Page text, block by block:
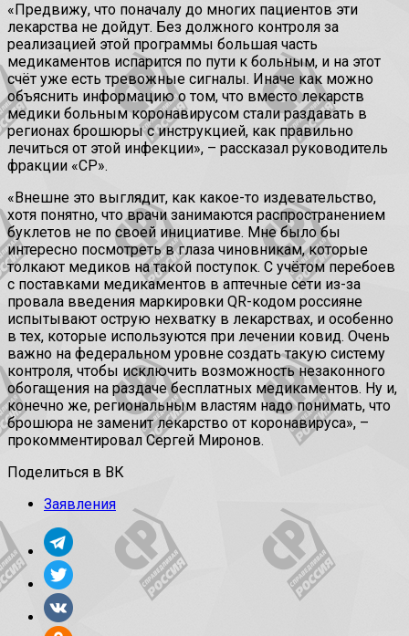
«Предвижу, что поначалу до многих пациентов эти
лекарства не дойдут. Без должного контроля за
реализацией этой программы большая часть
медикаментов испарится по пути к больным, и на этот
счёт уже есть тревожные сигналы. Иначе как можно
объяснить информацию о том, что вместо лекарств
медики больным коронавирусом стали раздавать в
регионах брошюры с инструкцией, как правильно
лечиться от этой инфекции», – рассказал руководитель
фракции «СР».
«Внешне это выглядит, как какое-то издевательство,
хотя понятно, что врачи занимаются распространением
буклетов не по своей инициативе. Мне было бы
интересно посмотреть в глаза чиновникам, которые
толкают медиков на такой поступок. С учётом перебоев
с поставками медикаментов в аптечные сети из-за
провала введения маркировки QR-кодом россияне
испытывают острую нехватку в лекарствах, и особенно
в тех, которые используются при лечении ковид. Очень
важно на федеральном уровне создать такую систему
контроля, чтобы исключить возможность незаконного
обогащения на раздаче бесплатных медикаментов. Ну и,
конечно же, региональным властям надо понимать, что
брошюра не заменит лекарство от коронавируса», –
прокомментировал Сергей Миронов.
Поделиться в ВК
Заявления